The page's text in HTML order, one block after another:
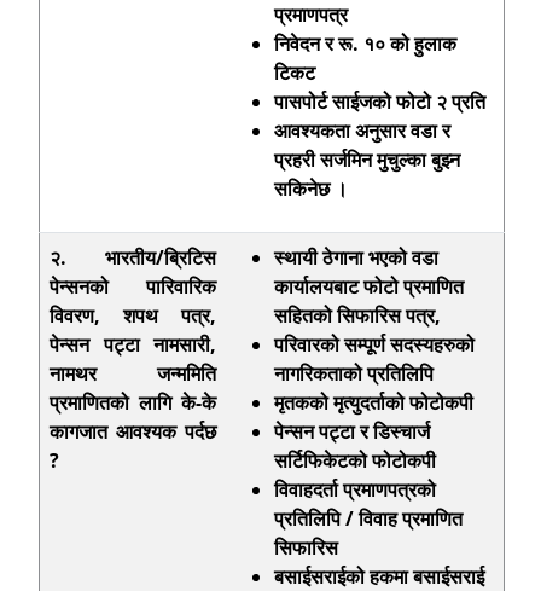
प्रमाणपत्र
निवेदन र रू. १० को हुलाक
टिकट
पासपोर्ट साईजको फोटो २ प्रति
आवश्यकता अनुसार वडा र
प्रहरी सर्जमिन मुचुल्का बुझ्न
सकिनेछ ।
२. भारतीय/ब्रिटिस
पेन्सनको पारिवारिक
विवरण, शपथ पत्र,
पेन्सन पट्टा नामसारी,
नामथर जन्ममिति
प्रमाणितको लागि के-के
कागजात आवश्यक पर्दछ
?
स्थायी ठेगाना भएको वडा
कार्यालयबाट फोटो प्रमाणित
सहितको सिफारिस पत्र,
परिवारको सम्पूर्ण सदस्यहरुको
नागरिकताको प्रतिलिपि
मृतकको मृत्युदर्ताको फोटोकपी
पेन्सन पट्टा र डिस्चार्ज
सर्टिफिकेटको फोटोकपी
विवाहदर्ता प्रमाणपत्रको
प्रतिलिपि / विवाह प्रमाणित
सिफारिस
बसाईसराईको हकमा बसाईसराई